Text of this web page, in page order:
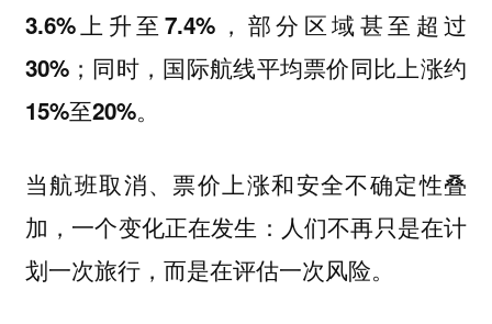
3.6%上升至7.4%，部分区域甚至超过
30%；同时，国际航线平均票价同比上涨约
15%至20%。
当航班取消、票价上涨和安全不确定性叠
加，一个变化正在发生：人们不再只是在计
划一次旅行，而是在评估一次风险。